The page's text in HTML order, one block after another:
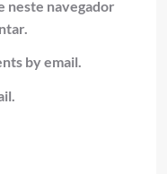
neste navegador
by email.